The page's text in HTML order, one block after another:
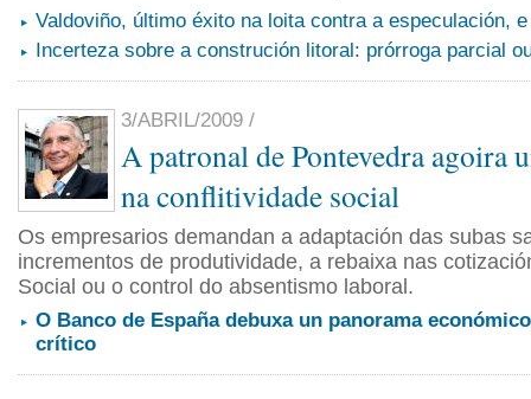
Valdoviño, último éxito na loita contra a especulación,
Incerteza sobre a construción litoral: prórroga parcial
3/ABRIL/2009 /
A patronal de Pontevedra agoira
na conflitividade social
Os empresarios demandan a adaptación das subas
incrementos de produtividade, a rebaixa nas
Social ou o control do absentismo laboral.
O Banco de España debuxa un panorama
crítico